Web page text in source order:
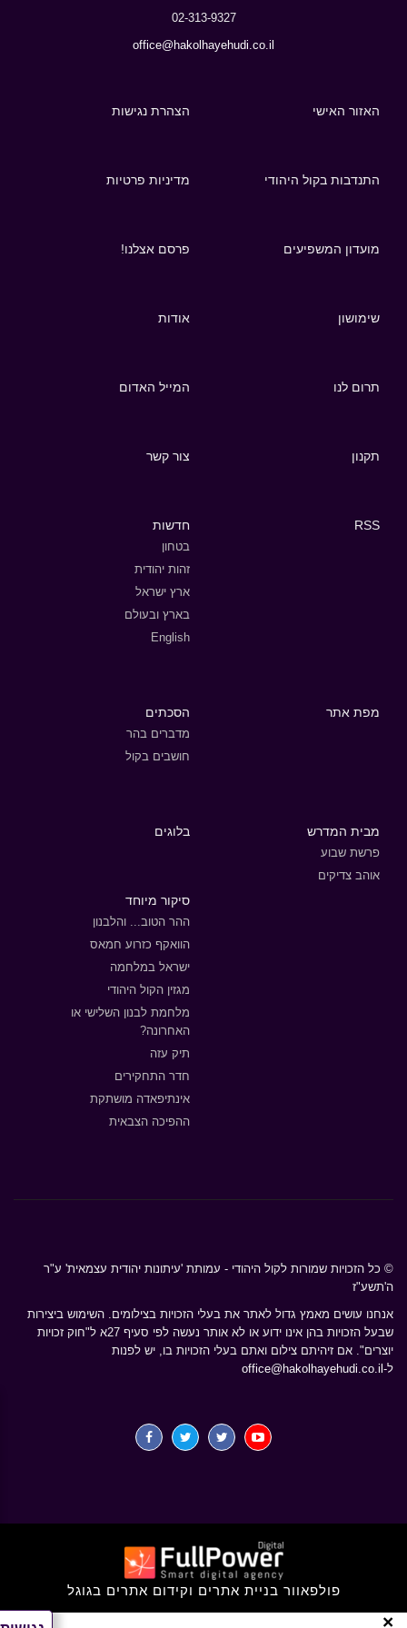
×
02-313-9327
office@hakolhayehudi.co.il
האזור האישי הצהרת נגישות
התנדבות בקול היהודי מדיניות פרטיות
מועדון המשפיעים פרסם אצלנו!
שימושון אודות
תרום לנו המייל האדום
תקנון צור קשר
RSS חדשות
בטחון
זהות יהודית
ארץ ישראל
בארץ ובעולם
English
מפת אתר הסכתים
מדברים בהר
חושבים בקול
מבית המדרש
פרשת שבוע
אוהב צדיקים
בלוגים
סיקור מיוחד
ההר הטוב... והלבנון
הוואקף כזרוע חמאס
ישראל במלחמה
מגזין הקול היהודי
מלחמת לבנון השלישי או
האחרונה?
תיק עזה
חדר התחקירים
אינתיפאדה מושתקת
ההפיכה הצבאית
© כל הזכויות שמורות לקול היהודי - עמותת 'עיתונות יהודית עצמאית' ע"ר
ה'תשע"ז
אנחנו עושים מאמץ גדול לאתר את בעלי הזכויות בצילומים. השימוש ביצירות
שבעל הזכויות בהן אינו ידוע או לא אותר נעשה לפי סעיף 27א ל"חוק זכויות
יוצרים". אם זיהיתם צילום ואתם בעלי הזכויות בו, יש לפנות
ל- office@hakolhayehudi.co.il
פולפאוור בניית אתרים וקידום אתרים בגוגל
יעניין אותך ?
הצטרפו למועדון
הקול היהודי